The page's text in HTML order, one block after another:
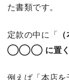
た書類です。
定款の中に「
◯◯◯ に置く
例えば「本店